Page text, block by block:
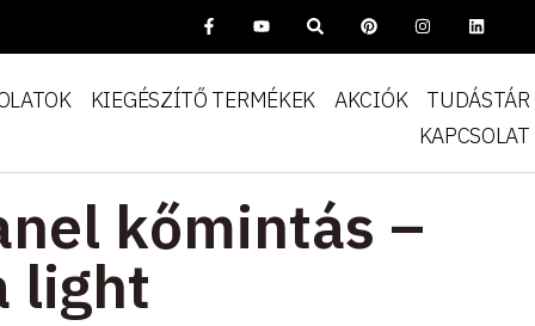
KIEGÉSZÍTŐ TERMÉKEK AKCIÓK
TUDÁSTÁR
KAPCSOLAT
kőmintás –
light